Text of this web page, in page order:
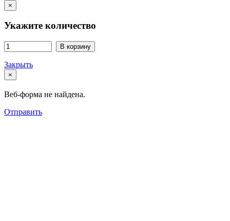
×
Укажите количество
В корзину
Закрыть
×
Веб-форма не найдена.
Отправить